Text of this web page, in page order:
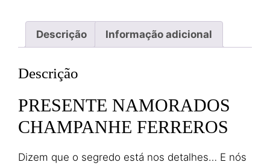
Descrição Informação adicional
Descrição
PRESENTE NAMORADOS
CHAMPANHE FERREROS
Dizem que o segredo está nos detalhes… E nós